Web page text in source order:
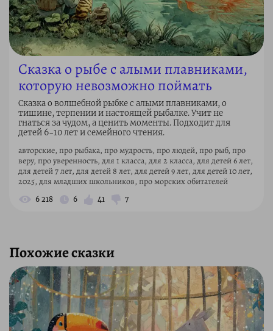
Сказка о рыбе с алыми плавниками,
которую невозможно поймать
Сказка о волшебной рыбке с алыми плавниками, о
тишине, терпении и настоящей рыбалке. Учит не
гнаться за чудом, а ценить моменты. Подходит для
детей 6–10 лет и семейного чтения.
авторские, про рыбака, про мудрость, про людей, про рыб, про
веру, про уверенность, для 1 класса, для 2 класса, для детей 6 лет,
для детей 7 лет, для детей 8 лет, для детей 9 лет, для детей 10 лет,
2025, для младших школьников, про морских обитателей
6 218 6 41 7
Похожие сказки